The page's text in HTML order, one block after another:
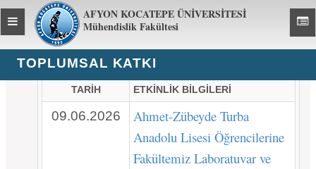
AFYON KOCATEPE ÜNİVERSİTESİ
Mühendislik Fakültesi
Toggle
global
navigation
TOPLUMSAL KATKI
TARİH ETKİNLİK BİLGİLERİ
09.06.2026
Ahmet-Zübeyde Turba
Anadolu Lisesi Öğrencilerine
Fakültemiz Laboratuvar ve